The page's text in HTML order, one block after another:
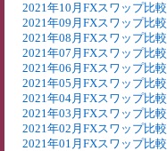
2021年10月FXスワップ比較
2021年09月FXスワップ比較
2021年08月FXスワップ比較
2021年07月FXスワップ比較
2021年06月FXスワップ比較
2021年05月FXスワップ比較
2021年04月FXスワップ比較
2021年03月FXスワップ比較
2021年02月FXスワップ比較
2021年01月FXスワップ比較